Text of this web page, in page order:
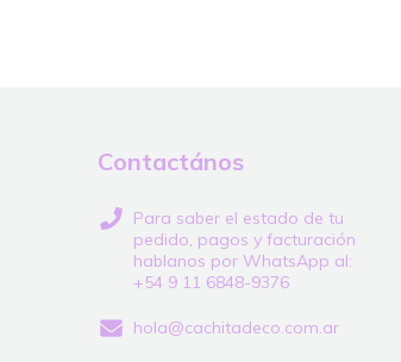
Contactános
Para saber el estado de tu
pedido, pagos y facturación
hablanos por WhatsApp al:
+54 9 11 6848-9376
hola@cachitadeco.com.ar